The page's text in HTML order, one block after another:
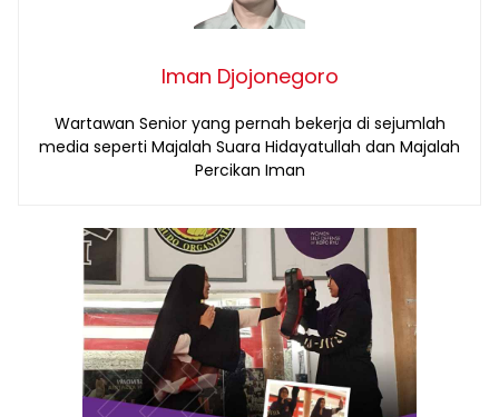
Iman Djojonegoro
Wartawan Senior yang pernah bekerja di sejumlah
media seperti Majalah Suara Hidayatullah dan Majalah
Percikan Iman